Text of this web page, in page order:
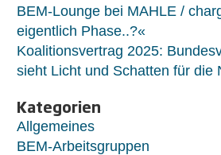
BEM-Lounge bei MAHLE /
eigentlich Phase..?«
Koalitionsvertrag 2025:
sieht Licht und Schatten für die
Kategorien
Allgemeines
BEM-Arbeitsgruppen